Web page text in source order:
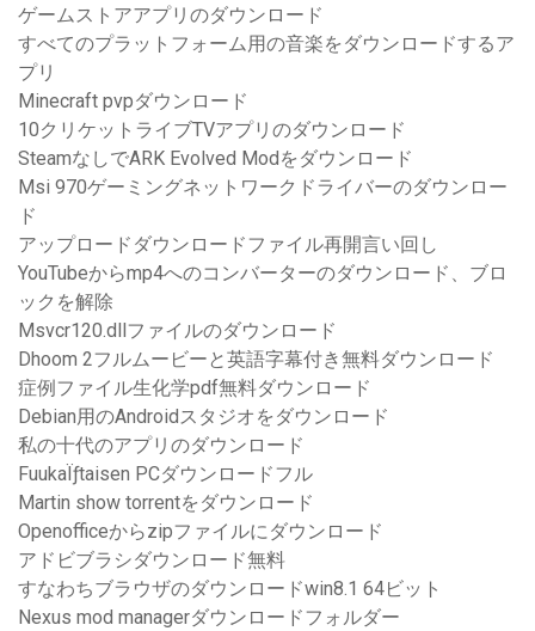
ゲームストアアプリのダウンロード
すべてのプラットフォーム用の音楽をダウンロードするア
プリ
Minecraft pvpダウンロード
10クリケットライブTVアプリのダウンロード
SteamなしでARK Evolved Modをダウンロード
Msi 970ゲーミングネットワークドライバーのダウンロー
ド
アップロードダウンロードファイル再開言い回し
YouTubeからmp4へのコンバーターのダウンロード、ブロ
ックを解除
Msvcr120.dllファイルのダウンロード
Dhoom 2フルムービーと英語字幕付き無料ダウンロード
症例ファイル生化学pdf無料ダウンロード
Debian用のAndroidスタジオをダウンロード
私の十代のアプリのダウンロード
FuukaÏƒtaisen PCダウンロードフル
Martin show torrentをダウンロード
Openofficeからzipファイルにダウンロード
アドビブラシダウンロード無料
すなわちブラウザのダウンロードwin8.1 64ビット
Nexus mod managerダウンロードフォルダー